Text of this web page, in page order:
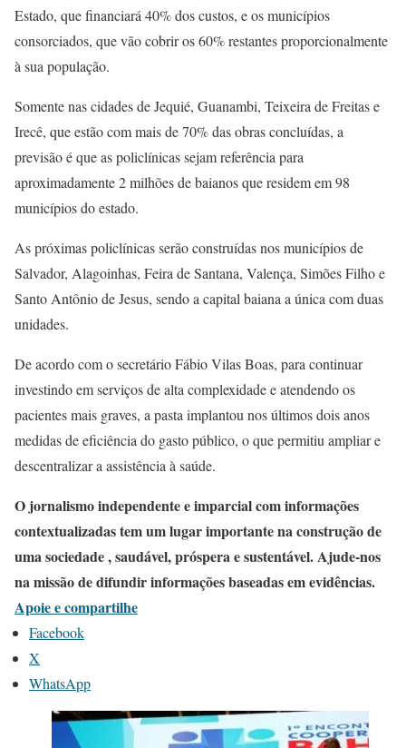
Estado, que financiará 40% dos custos, e os municípios
consorciados, que vão cobrir os 60% restantes proporcionalmente
à sua população.
Somente nas cidades de Jequié, Guanambi, Teixeira de Freitas e
Irecê, que estão com mais de 70% das obras concluídas, a
previsão é que as policlínicas sejam referência para
aproximadamente 2 milhões de baianos que residem em 98
municípios do estado.
As próximas policlínicas serão construídas nos municípios de
Salvador, Alagoinhas, Feira de Santana, Valença, Simões Filho e
Santo Antônio de Jesus, sendo a capital baiana a única com duas
unidades.
De acordo com o secretário Fábio Vilas Boas, para continuar
investindo em serviços de alta complexidade e atendendo os
pacientes mais graves, a pasta implantou nos últimos dois anos
medidas de eficiência do gasto público, o que permitiu ampliar e
descentralizar a assistência à saúde.
O jornalismo independente e imparcial com informações
contextualizadas tem um lugar importante na construção de
uma sociedade , saudável, próspera e sustentável. Ajude-nos
na missão de difundir informações baseadas em evidências.
Apoie e compartilhe
Facebook
X
WhatsApp